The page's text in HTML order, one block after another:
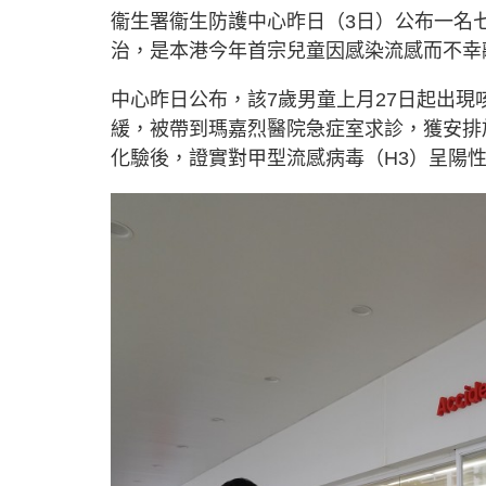
u
t
e
e
d
:
5
7
2
%
衞生署衞生防護中心昨日（3日）公布一名
治，是本港今年首宗兒童因感染流感而不幸
中心昨日公布，該7歲男童上月27日起出
緩，被帶到瑪嘉烈醫院急症室求診，獲安
化驗後，證實對甲型流感病毒（H3）呈陽